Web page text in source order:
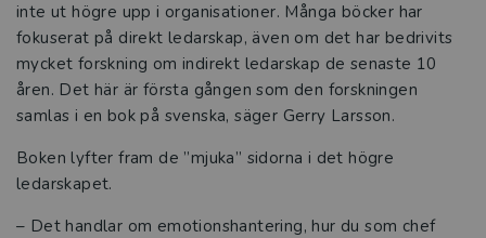
inte ut högre upp i organisationer. Många böcker har
fokuserat på direkt ledarskap, även om det har bedrivits
mycket forskning om indirekt ledarskap de senaste 10
åren. Det här är första gången som den forskningen
samlas i en bok på svenska, säger Gerry Larsson.
Boken lyfter fram de ”mjuka” sidorna i det högre
ledarskapet.
– Det handlar om emotionshantering, hur du som chef